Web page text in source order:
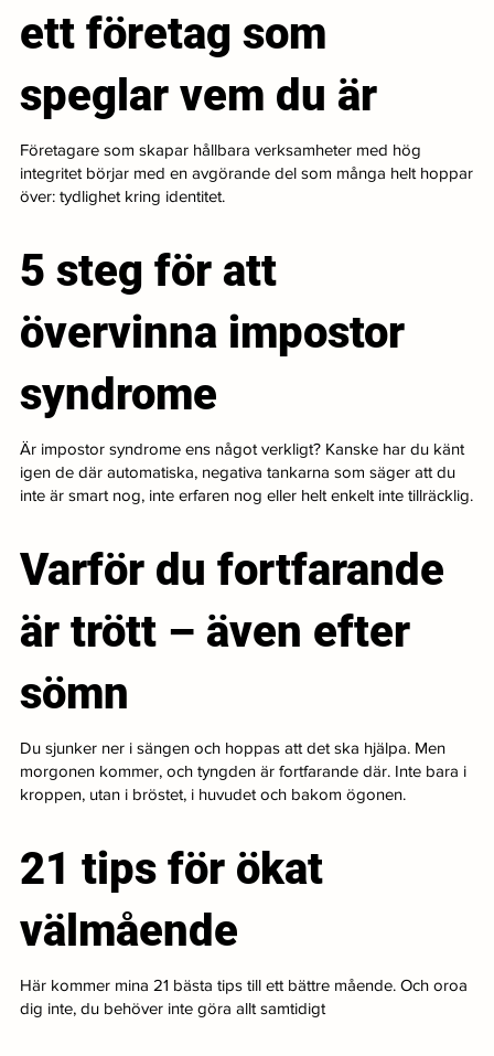
ett företag som
speglar vem du är
Företagare som skapar hållbara verksamheter med hög
integritet börjar med en avgörande del som många helt hoppar
över: tydlighet kring identitet.
5 steg för att
övervinna impostor
syndrome
Är impostor syndrome ens något verkligt? Kanske har du känt
igen de där automatiska, negativa tankarna som säger att du
inte är smart nog, inte erfaren nog eller helt enkelt inte tillräcklig.
Varför du fortfarande
är trött – även efter
sömn
Du sjunker ner i sängen och hoppas att det ska hjälpa. Men
morgonen kommer, och tyngden är fortfarande där. Inte bara i
kroppen, utan i bröstet, i huvudet och bakom ögonen.
21 tips för ökat
välmående
Här kommer mina 21 bästa tips till ett bättre mående. Och oroa
dig inte, du behöver inte göra allt samtidigt